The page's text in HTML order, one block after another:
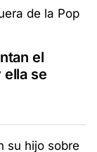
el
ella se